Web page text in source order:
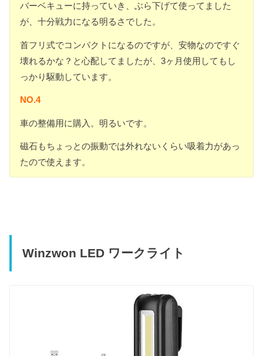
バーベキューに持っていき、ぶら下げて使ってました
が、十分戦力になる明るさでした。
首フリ式でコンパクトになるのですが、安物なのですぐ
壊れるかな？と心配してましたが、3ヶ月使用してもし
っかり駆動しています。
NO.4
車の整備用に購入。明るいです。
磁石もちょっとの振動では外れないくらい吸着力があっ
たので使えます。
Winzwon LED ワークライト